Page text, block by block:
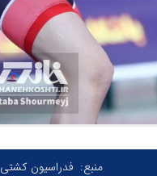
منبع: فدراسیون کشتی